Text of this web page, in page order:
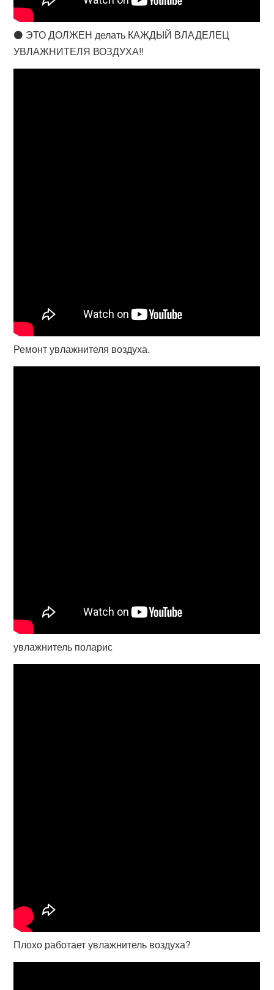
⚫ ЭТО ДОЛЖЕН делать КАЖДЫЙ ВЛАДЕЛЕЦ
УВЛАЖНИТЕЛЯ ВОЗДУХА!!
Ремонт увлажнителя воздуха.
увлажнитель поларис
Плохо работает увлажнитель воздуха?